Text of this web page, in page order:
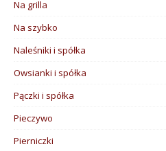
Na grilla
Na szybko
Naleśniki i spółka
Owsianki i spółka
Pączki i spółka
Pieczywo
Pierniczki